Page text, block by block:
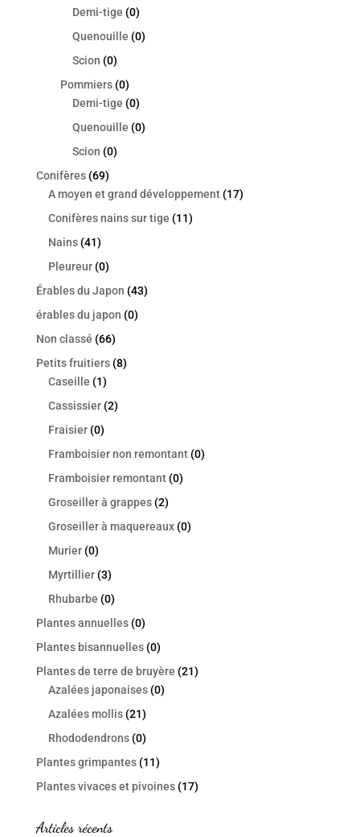
Demi-tige (0)
Quenouille (0)
Scion (0)
Pommiers (0)
Demi-tige (0)
Quenouille (0)
Scion (0)
Conifères (69)
A moyen et grand développement (17)
Conifères nains sur tige (11)
Nains (41)
Pleureur (0)
Érables du Japon (43)
érables du japon (0)
Non classé (66)
Petits fruitiers (8)
Caseille (1)
Cassissier (2)
Fraisier (0)
Framboisier non remontant (0)
Framboisier remontant (0)
Groseiller à grappes (2)
Groseiller à maquereaux (0)
Murier (0)
Myrtillier (3)
Rhubarbe (0)
Plantes annuelles (0)
Plantes bisannuelles (0)
Plantes de terre de bruyère (21)
Azalées japonaises (0)
Azalées mollis (21)
Rhododendrons (0)
Plantes grimpantes (11)
Plantes vivaces et pivoines (17)
Articles récents